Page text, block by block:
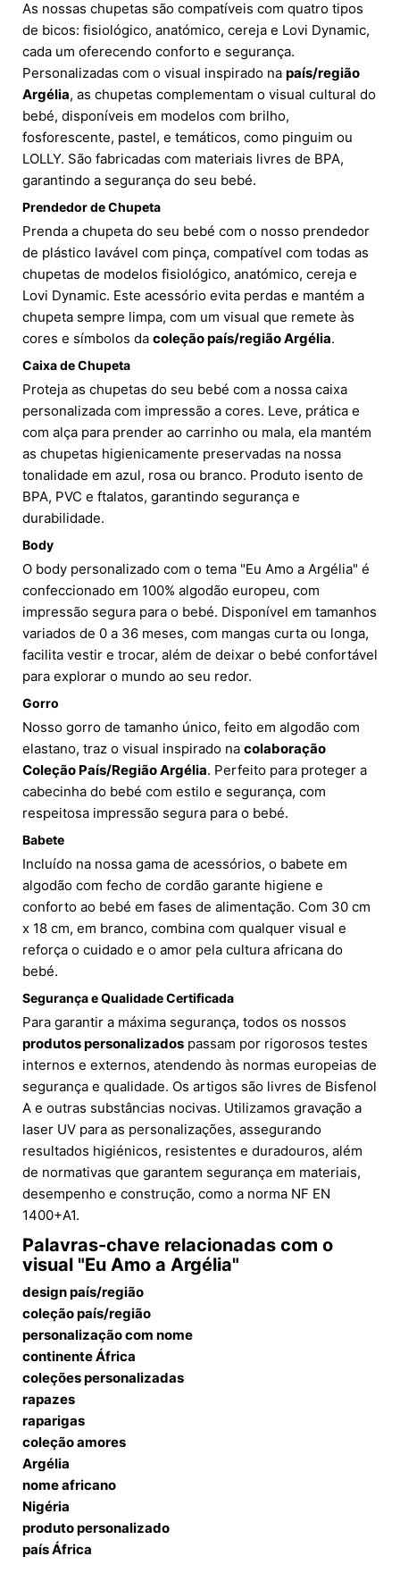
As nossas chupetas são compatíveis com quatro tipos
de bicos: fisiológico, anatómico, cereja e Lovi Dynamic,
cada um oferecendo conforto e segurança.
Personalizadas com o visual inspirado na país/região
Argélia, as chupetas complementam o visual cultural do
bebé, disponíveis em modelos com brilho,
fosforescente, pastel, e temáticos, como pinguim ou
LOLLY. São fabricadas com materiais livres de BPA,
garantindo a segurança do seu bebé.
Prendedor de Chupeta
Prenda a chupeta do seu bebé com o nosso prendedor
de plástico lavável com pinça, compatível com todas as
chupetas de modelos fisiológico, anatómico, cereja e
Lovi Dynamic. Este acessório evita perdas e mantém a
chupeta sempre limpa, com um visual que remete às
cores e símbolos da coleção país/região Argélia.
Caixa de Chupeta
Proteja as chupetas do seu bebé com a nossa caixa
personalizada com impressão a cores. Leve, prática e
com alça para prender ao carrinho ou mala, ela mantém
as chupetas higienicamente preservadas na nossa
tonalidade em azul, rosa ou branco. Produto isento de
BPA, PVC e ftalatos, garantindo segurança e
durabilidade.
Body
O body personalizado com o tema "Eu Amo a Argélia" é
confeccionado em 100% algodão europeu, com
impressão segura para o bebé. Disponível em tamanhos
variados de 0 a 36 meses, com mangas curta ou longa,
facilita vestir e trocar, além de deixar o bebé confortável
para explorar o mundo ao seu redor.
Gorro
Nosso gorro de tamanho único, feito em algodão com
elastano, traz o visual inspirado na colaboração
Coleção País/Região Argélia. Perfeito para proteger a
cabecinha do bebé com estilo e segurança, com
respeitosa impressão segura para o bebé.
Babete
Incluído na nossa gama de acessórios, o babete em
algodão com fecho de cordão garante higiene e
conforto ao bebé em fases de alimentação. Com 30 cm
x 18 cm, em branco, combina com qualquer visual e
reforça o cuidado e o amor pela cultura africana do
bebé.
Segurança e Qualidade Certificada
Para garantir a máxima segurança, todos os nossos
produtos personalizados passam por rigorosos testes
internos e externos, atendendo às normas europeias de
segurança e qualidade. Os artigos são livres de Bisfenol
A e outras substâncias nocivas. Utilizamos gravação a
laser UV para as personalizações, assegurando
resultados higiénicos, resistentes e duradouros, além
de normativas que garantem segurança em materiais,
desempenho e construção, como a norma NF EN
1400+A1.
Palavras-chave relacionadas com o
visual "Eu Amo a Argélia"
design país/região
coleção país/região
personalização com nome
continente África
coleções personalizadas
rapazes
raparigas
coleção amores
Argélia
nome africano
Nigéria
produto personalizado
país África